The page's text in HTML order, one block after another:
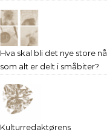
Hva skal bli det nye store nå
som alt er delt i småbiter?
Kulturredaktørens